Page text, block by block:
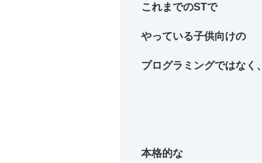
これまでのSTで
やっている子供向けの
プログラミングではなく、
本格的な